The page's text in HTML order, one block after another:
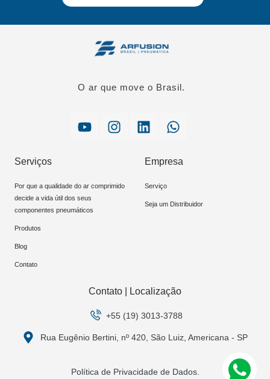
O ar que move o Brasil.
Serviços
Por que a qualidade do ar comprimido
decide a vida útil dos seus
componentes pneumáticos
Produtos
Blog
Contato
Empresa
Serviço
Seja um Distribuidor
Contato | Localização
+55 (19) 3013-3788
Rua Eugênio Bertini, nº 420, São Luiz, Americana - SP
Política de Privacidade de Dados.